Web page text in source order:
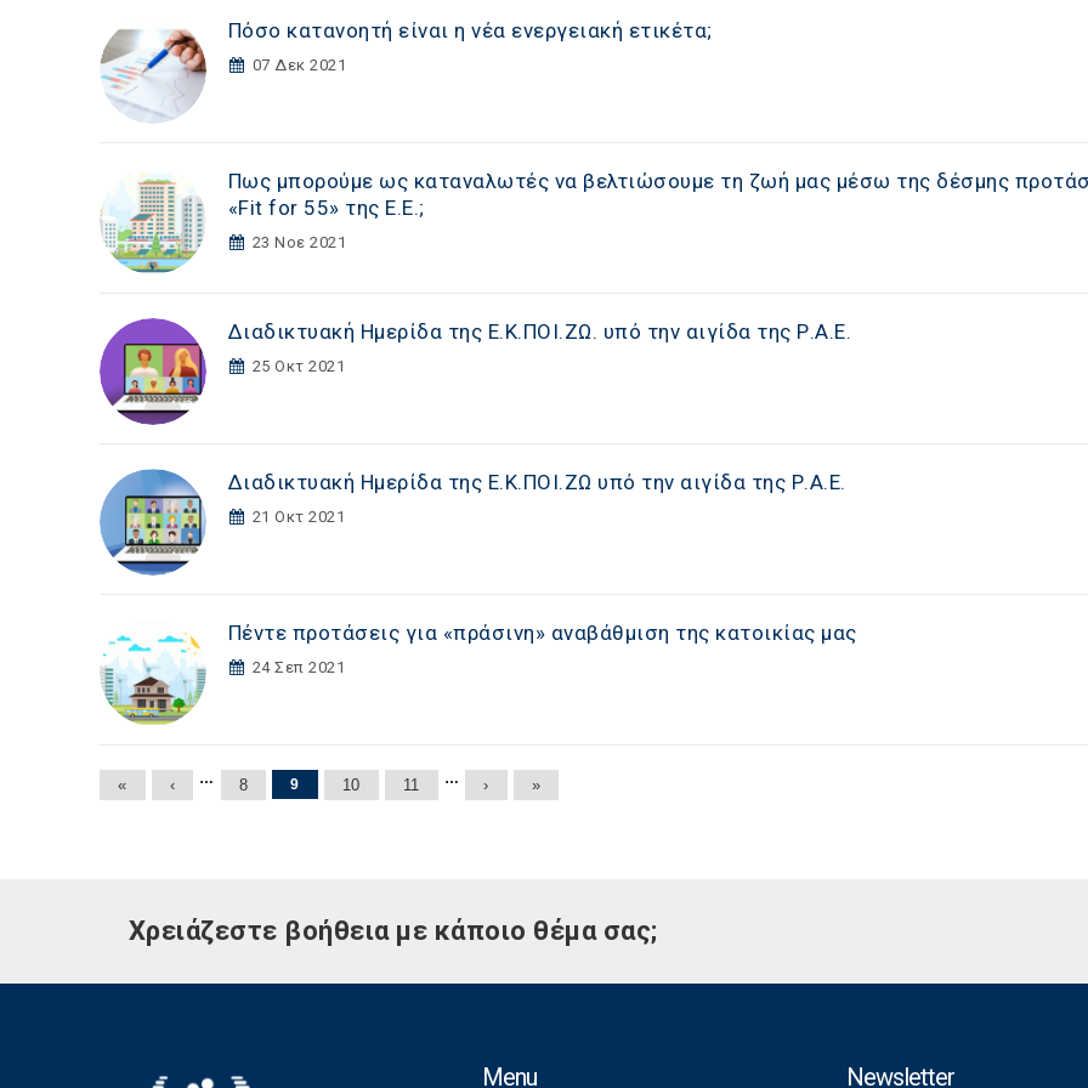
Πόσο κατανοητή είναι η νέα ενεργειακή ετικέτα;
07 Δεκ 2021
Πως μπορούμε ως καταναλωτές να βελτιώσουμε τη ζωή μας μέσω της δέσμης
«Fit for 55» της Ε.Ε.;
23 Νοε 2021
Διαδικτυακή Ημερίδα της Ε.Κ.ΠΟΙ.ΖΩ. υπό την αιγίδα της Ρ.Α.Ε.
25 Οκτ 2021
Διαδικτυακή Ημερίδα της Ε.Κ.ΠΟΙ.ΖΩ υπό την αιγίδα της Ρ.Α.Ε.
21 Οκτ 2021
Πέντε προτάσεις για «πράσινη» αναβάθμιση της κατοικίας μας
24 Σεπ 2021
Σελίδες
« ‹ … 8 9 10 11 … › »
Χρειάζεστε βοήθεια με κάποιο θέμα σας;
Menu Newsletter